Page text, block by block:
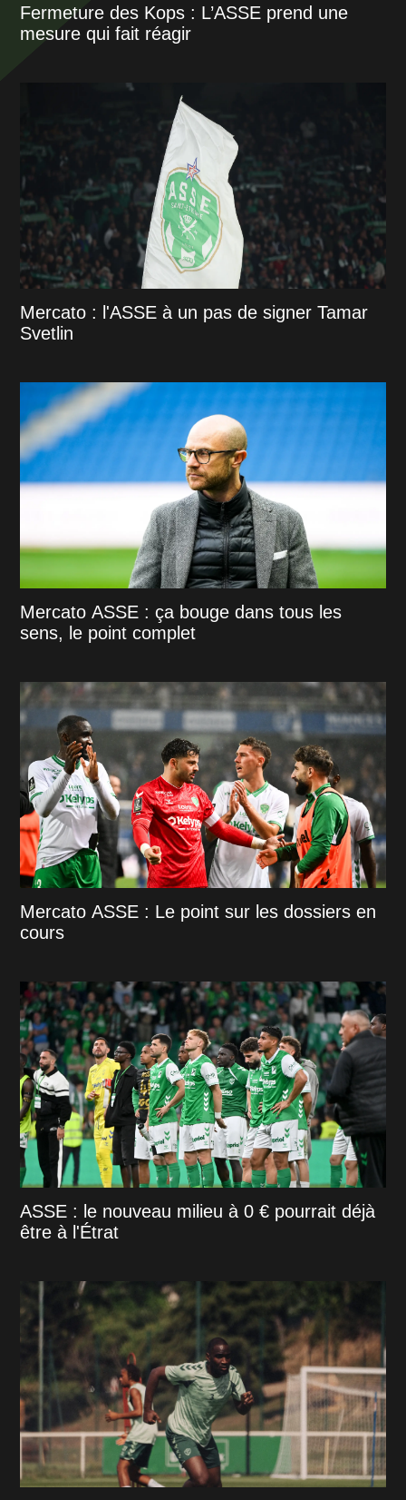
Fermeture des Kops : L’ASSE prend une
mesure qui fait réagir
Mercato : l'ASSE à un pas de signer Tamar
Svetlin
Mercato ASSE : ça bouge dans tous les
sens, le point complet
Mercato ASSE : Le point sur les dossiers en
cours
ASSE : le nouveau milieu à 0 € pourrait déjà
être à l'Étrat